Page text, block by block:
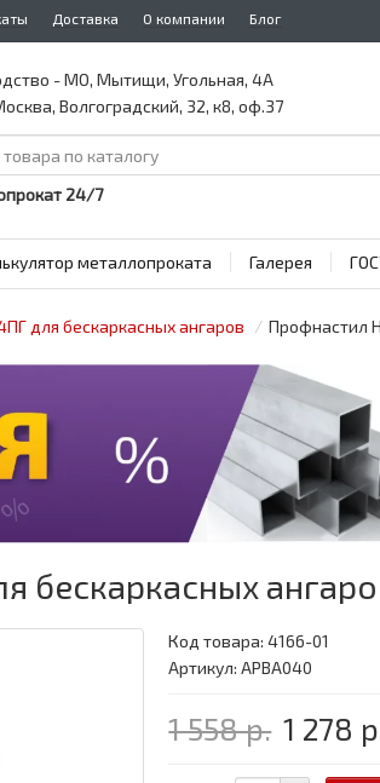
Доставка О компании Блог
- МО, Мытищи, Угольная, 4А
Волгоградский, 32, к8, оф.37
24/7
металлопроката Галерея
для бескаркасных ангаров Профнастил
бескаркасных
Код товара:4166-01
Артикул: APBA040
1 558 р. 1 278